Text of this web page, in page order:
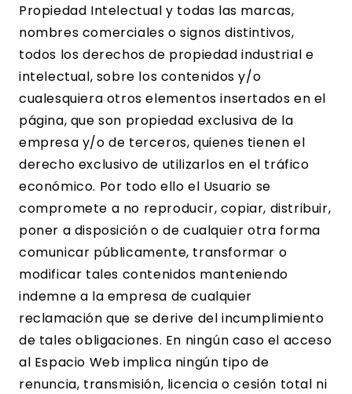
Propiedad Intelectual y todas las marcas,
nombres comerciales o signos distintivos,
todos los derechos de propiedad industrial e
intelectual, sobre los contenidos y/o
cualesquiera otros elementos insertados en el
página, que son propiedad exclusiva de la
empresa y/o de terceros, quienes tienen el
derecho exclusivo de utilizarlos en el tráfico
económico. Por todo ello el Usuario se
compromete a no reproducir, copiar, distribuir,
poner a disposición o de cualquier otra forma
comunicar públicamente, transformar o
modificar tales contenidos manteniendo
indemne a la empresa de cualquier
reclamación que se derive del incumplimiento
de tales obligaciones. En ningún caso el acceso
al Espacio Web implica ningún tipo de
renuncia, transmisión, licencia o cesión total ni